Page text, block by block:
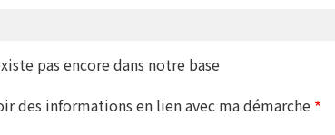
pas encore dans notre base
des informations en lien avec ma démarche